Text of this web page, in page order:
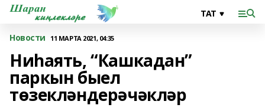
Новости 11 МАРТА 2021, 04:35
Ниһаять, “Кашкадан”
паркын быел
төзекләндерәчәкләр